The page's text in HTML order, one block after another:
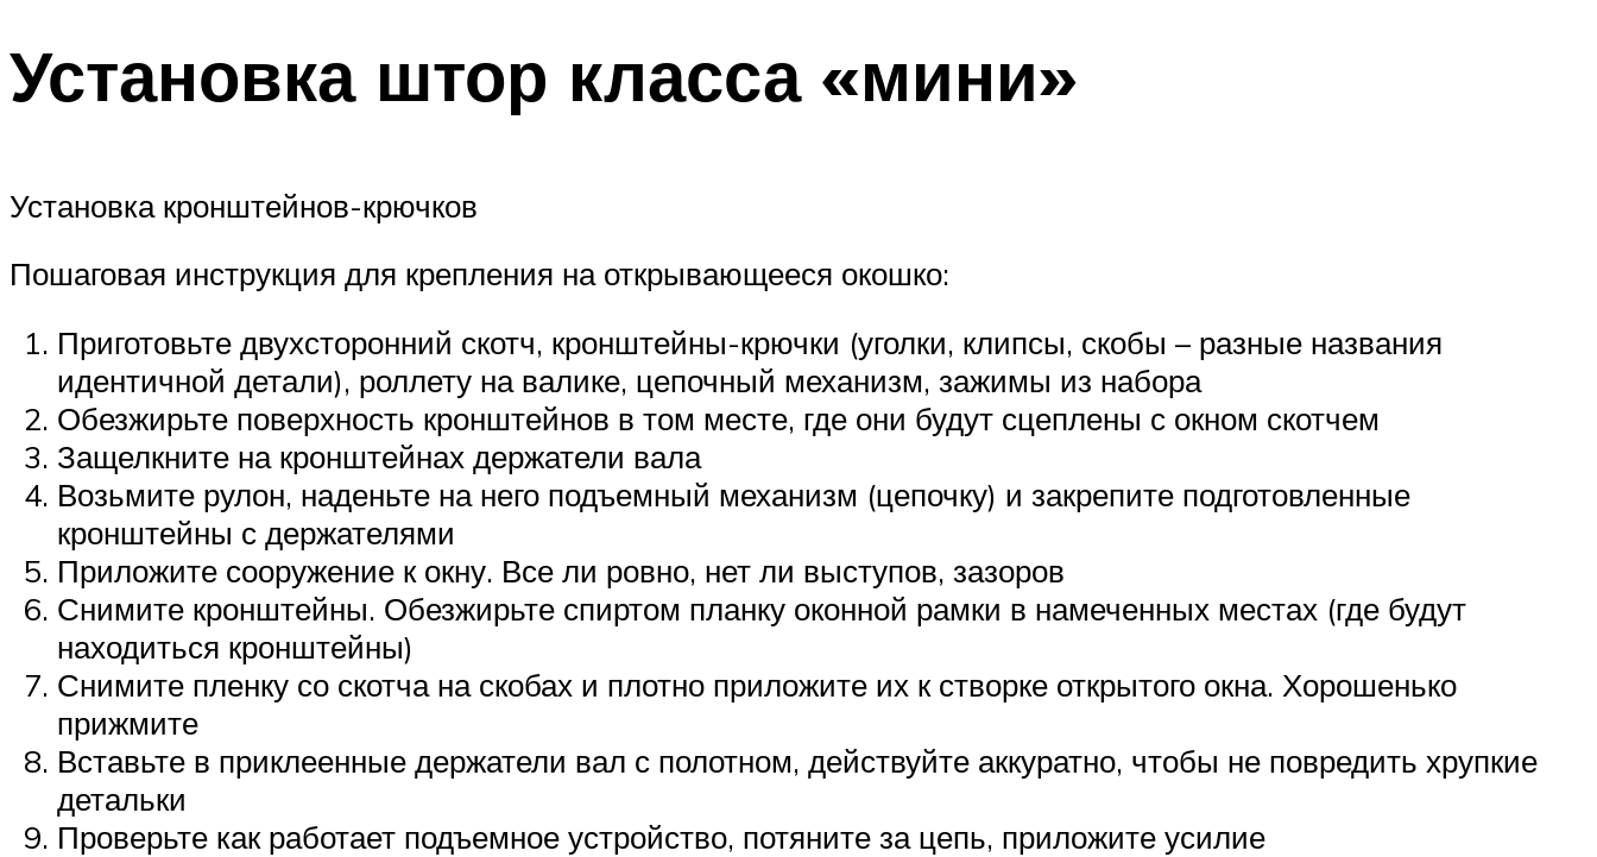
Установка штор класса «мини»
Установка кронштейнов-крючков
Пошаговая инструкция для крепления на открывающееся окошко:
Приготовьте двухсторонний скотч, кронштейны-крючки (уголки, клипсы, скобы – разные названия
идентичной детали), роллету на валике, цепочный механизм, зажимы из набора
Обезжирьте поверхность кронштейнов в том месте, где они будут сцеплены с окном скотчем
Защелкните на кронштейнах держатели вала
Возьмите рулон, наденьте на него подъемный механизм (цепочку) и закрепите подготовленные
кронштейны с держателями
Приложите сооружение к окну. Все ли ровно, нет ли выступов, зазоров
Снимите кронштейны. Обезжирьте спиртом планку оконной рамки в намеченных местах (где будут
находиться кронштейны)
Снимите пленку со скотча на скобах и плотно приложите их к створке открытого окна. Хорошенько
прижмите
Вставьте в приклеенные держатели вал с полотном, действуйте аккуратно, чтобы не повредить хрупкие
детальки
Проверьте как работает подъемное устройство, потяните за цепь, приложите усилие